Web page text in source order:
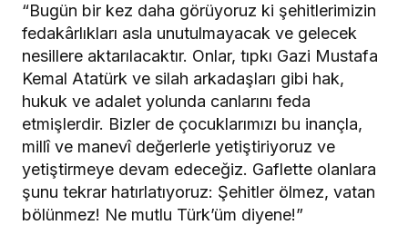
“Bugün bir kez daha görüyoruz ki şehitlerimizin
fedakârlıkları asla unutulmayacak ve gelecek
nesillere aktarılacaktır. Onlar, tıpkı Gazi Mustafa
Kemal Atatürk ve silah arkadaşları gibi hak,
hukuk ve adalet yolunda canlarını feda
etmişlerdir. Bizler de çocuklarımızı bu inançla,
millî ve manevî değerlerle yetiştiriyoruz ve
yetiştirmeye devam edeceğiz. Gaflette olanlara
şunu tekrar hatırlatıyoruz: Şehitler ölmez, vatan
bölünmez! Ne mutlu Türk’üm diyene!”